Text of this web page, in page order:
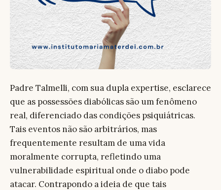
Padre Talmelli, com sua dupla expertise, esclarece
que as possessões diabólicas são um fenômeno
real, diferenciado das condições psiquiátricas.
Tais eventos não são arbitrários, mas
frequentemente resultam de uma vida
moralmente corrupta, refletindo uma
vulnerabilidade espiritual onde o diabo pode
atacar. Contrapondo a ideia de que tais